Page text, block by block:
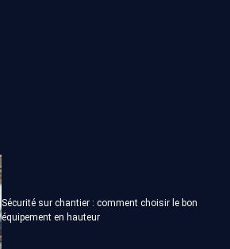
Sécurité sur chantier : comment choisir le bon
équipement en hauteur